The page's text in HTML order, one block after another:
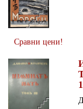
Сравни цени!